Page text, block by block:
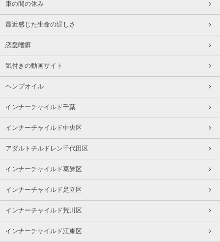
束の間の休み
最近感じた生命の逞しさ
恋愛嗜癖
気付きの動画サイト
ヘンプオイル
インナーチャイルド千葉
インナーチャイルド中央区
アダルトチルドレン千代田区
インナーチャイルド葛飾区
インナーチャイルド足立区
インナーチャイルド荒川区
インナーチャイルド江東区